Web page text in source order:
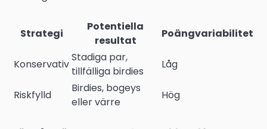
Strategi
Potentiella
resultat
Poängvariabilitet
Konservativ
Stadiga par,
tillfälliga birdies
Låg
Riskfylld
Birdies, bogeys
eller värre
Hög